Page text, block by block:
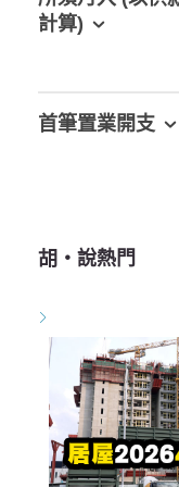
計算)
首筆置業開支
胡‧說熱門